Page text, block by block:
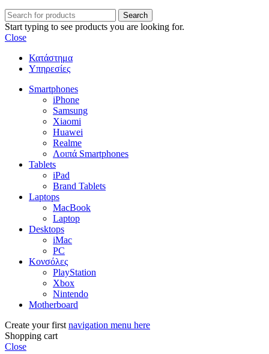
Search
Start typing to see products you are looking for.
Close
Κατάστημα
Υπηρεσίες
Smartphones
iPhone
Samsung
Xiaomi
Huawei
Realme
Λοιπά Smartphones
Tablets
iPad
Brand Tablets
Laptops
MacBook
Laptop
Desktops
iMac
PC
Κονσόλες
PlayStation
Xbox
Nintendo
Motherboard
Create your first navigation menu here
Shopping cart
Close